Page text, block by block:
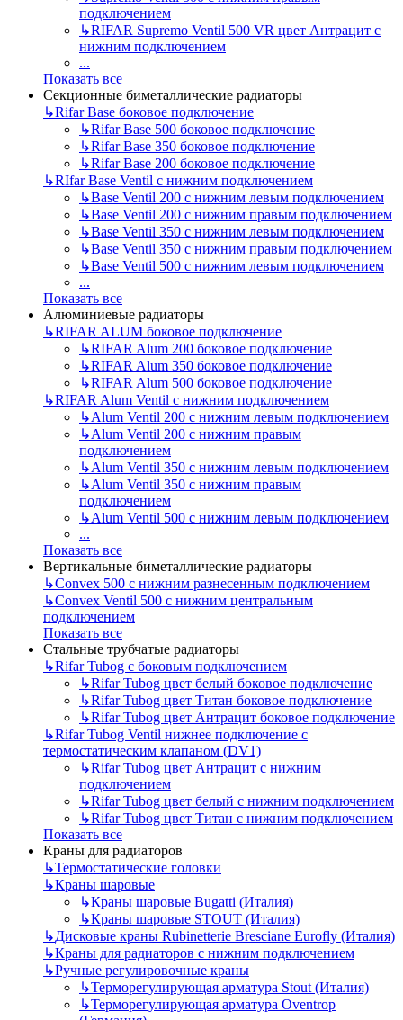
подключением
↳RIFAR Supremo Ventil 500 VR цвет Антрацит с
нижним подключением
...
Показать все
Секционные биметаллические радиаторы
↳Rifar Base боковое подключение
↳Rifar Base 500 боковое подключение
↳Rifar Base 350 боковое подключение
↳Rifar Base 200 боковое подключение
↳RIfar Base Ventil с нижним подключением
↳Base Ventil 200 с нижним левым подключением
↳Base Ventil 200 с нижним правым подключением
↳Base Ventil 350 с нижним левым подключением
↳Base Ventil 350 с нижним правым подключением
↳Base Ventil 500 с нижним левым подключением
...
Показать все
Алюминиевые радиаторы
↳RIFAR ALUM боковое подключение
↳RIFAR Alum 200 боковое подключение
↳RIFAR Alum 350 боковое подключение
↳RIFAR Alum 500 боковое подключение
↳RIFAR Alum Ventil с нижним подключением
↳Alum Ventil 200 с нижним левым подключением
↳Alum Ventil 200 с нижним правым
подключением
↳Alum Ventil 350 с нижним левым подключением
↳Alum Ventil 350 с нижним правым
подключением
↳Alum Ventil 500 с нижним левым подключением
...
Показать все
Вертикальные биметаллические радиаторы
↳Convex 500 с нижним разнесенным подключением
↳Convex Ventil 500 с нижним центральным
подключением
Показать все
Стальные трубчатые радиаторы
↳Rifar Tubog с боковым подключением
↳Rifar Tubog цвет белый боковое подключение
↳Rifar Tubog цвет Титан боковое подключение
↳Rifar Tubog цвет Антрацит боковое подключение
↳Rifar Tubog Ventil нижнее подключение с
термостатическим клапаном (DV1)
↳Rifar Tubog цвет Антрацит с нижним
подключением
↳Rifar Tubog цвет белый с нижним подключением
↳Rifar Tubog цвет Титан с нижним подключением
Показать все
Краны для радиаторов
↳Термостатические головки
↳Краны шаровые
↳Краны шаровые Bugatti (Италия)
↳Краны шаровые STOUT (Италия)
↳Дисковые краны Rubinetterie Bresciane Eurofly (Италия)
↳Краны для радиаторов с нижним подключением
↳Ручные регулировочные краны
↳Терморегулирующая арматура Stout (Италия)
↳Терморегулирующая арматура Oventrop